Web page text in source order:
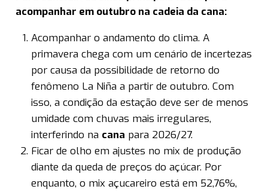
acompanhar em outubro na cadeia da cana:
Acompanhar o andamento do clima. A
primavera chega com um cenário de incertezas
por causa da possibilidade de retorno do
fenômeno La Niña a partir de outubro. Com
isso, a condição da estação deve ser de menos
umidade com chuvas mais irregulares,
interferindo na cana para 2026/27.
Ficar de olho em ajustes no mix de produção
diante da queda de preços do açúcar. Por
enquanto, o mix açucareiro está em 52,76%,